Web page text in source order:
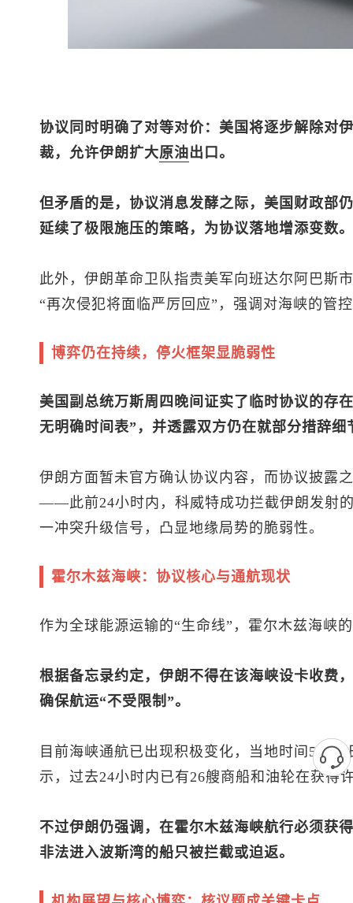
协议同时明确了对等对价：美国将逐步解除对
裁，允许伊朗扩大原油出口。
但矛盾的是，协议消息发酵之际，美国财政部
延续了极限施压的策略，为协议落地增添变数。
此外，伊朗革命卫队指责美军向班达尔阿巴斯
“再次侵犯将面临严厉回应”，强调对海峡的管
博弈仍在持续，停火框架显脆弱性
美国副总统万斯周四晚间证实了临时协议的存
无明确时间表”，并透露双方仍在就部分措辞细
伊朗方面暂未官方确认协议内容，而协议披露
——此前24小时内，科威特成功拦截伊朗发射
一冲突升级信号，凸显地缘局势的脆弱性。
霍尔木兹海峡：协议核心与通航现状
作为全球能源运输的“生命线”，霍尔木兹海峡
根据备忘录约定，伊朗不得在该海峡设卡收费
确保航运“不受限制”。
目前海峡通航已出现积极变化，当地时间5月
示，过去24小时内已有26艘商船和油轮在获得
不过伊朗仍强调，在霍尔木兹海峡航行必须获
非法进入波斯湾的船只被拦截或迫返。